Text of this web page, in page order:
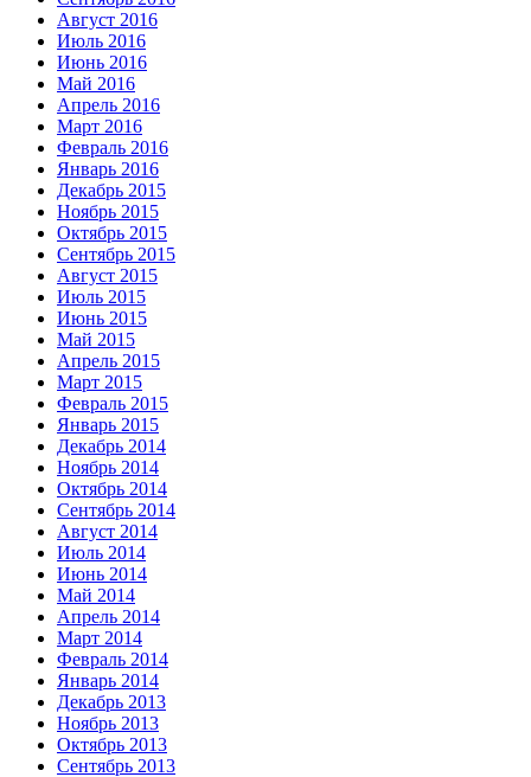
Август 2016
Июль 2016
Июнь 2016
Май 2016
Апрель 2016
Март 2016
Февраль 2016
Январь 2016
Декабрь 2015
Ноябрь 2015
Октябрь 2015
Сентябрь 2015
Август 2015
Июль 2015
Июнь 2015
Май 2015
Апрель 2015
Март 2015
Февраль 2015
Январь 2015
Декабрь 2014
Ноябрь 2014
Октябрь 2014
Сентябрь 2014
Август 2014
Июль 2014
Июнь 2014
Май 2014
Апрель 2014
Март 2014
Февраль 2014
Январь 2014
Декабрь 2013
Ноябрь 2013
Октябрь 2013
Сентябрь 2013